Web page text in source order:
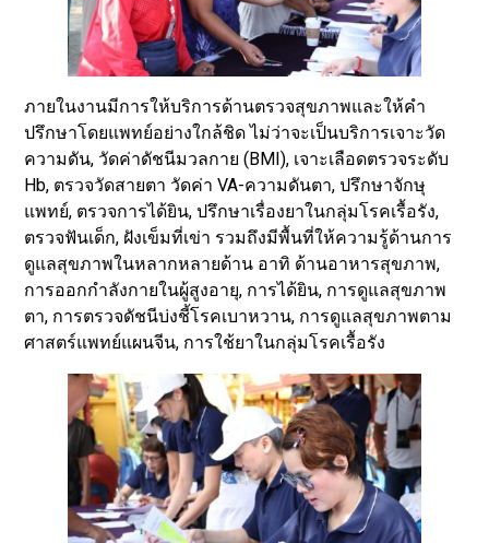
ภายในงานมีการให้บริการด้านตรวจสุขภาพและให้คำ
ปรึกษาโดยแพทย์อย่างใกล้ชิด ไม่ว่าจะเป็นบริการเจาะวัด
ความดัน, วัดค่าดัชนีมวลกาย (BMI), เจาะเลือดตรวจระดับ
Hb, ตรวจวัดสายตา วัดค่า VA-ความดันตา, ปรึกษาจักษุ
แพทย์, ตรวจการได้ยิน, ปรึกษาเรื่องยาในกลุ่มโรคเรื้อรัง,
ตรวจฟันเด็ก, ฝังเข็มที่เข่า รวมถึงมีพื้นที่ให้ความรู้ด้านการ
ดูแลสุขภาพในหลากหลายด้าน อาทิ ด้านอาหารสุขภาพ,
การออกกำลังกายในผู้สูงอายุ, การได้ยิน, การดูแลสุขภาพ
ตา, การตรวจดัชนีบ่งชี้โรคเบาหวาน, การดูแลสุขภาพตาม
ศาสตร์แพทย์แผนจีน, การใช้ยาในกลุ่มโรคเรื้อรัง